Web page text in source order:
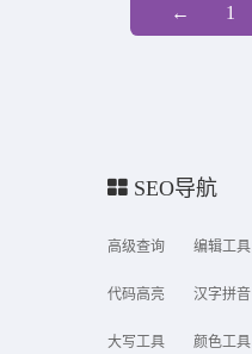
← 1
SEO导航
高级查询 编辑工具
代码高亮 汉字拼音
大写工具 颜色工具